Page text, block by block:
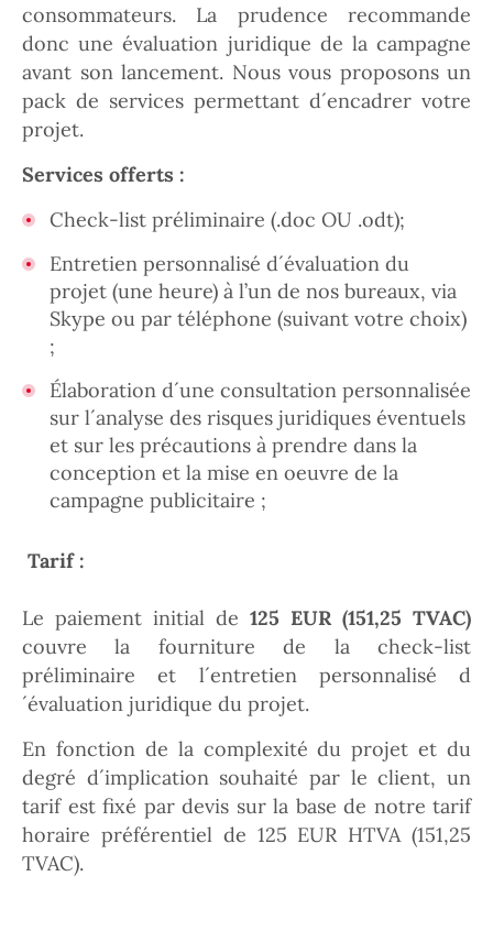
consommateurs. La prudence recommande
donc une évaluation juridique de la campagne
avant son lancement. Nous vous proposons un
pack de services permettant d´encadrer votre
projet.
Services offerts :
Check-list préliminaire (.doc OU .odt);
Entretien personnalisé d´évaluation du
projet (une heure) à l’un de nos bureaux, via
Skype ou par téléphone (suivant votre choix)
;
Élaboration d´une consultation personnalisée
sur l´analyse des risques juridiques éventuels
et sur les précautions à prendre dans la
conception et la mise en oeuvre de la
campagne publicitaire ;
Tarif :
Le paiement initial de 125 EUR (151,25 TVAC)
couvre la fourniture de la check-list
préliminaire et l´entretien personnalisé d
´évaluation juridique du projet.
En fonction de la complexité du projet et du
degré d´implication souhaité par le client, un
tarif est fixé par devis sur la base de notre tarif
horaire préférentiel de 125 EUR HTVA (151,25
TVAC).